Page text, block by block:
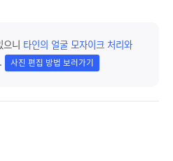
니 타인의 얼굴 모자이크 처리와
사진 편집 방법 보러가기